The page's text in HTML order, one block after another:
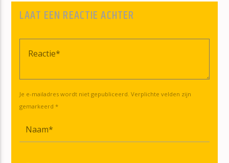
LAAT EEN REACTIE ACHTER
Je e-mailadres wordt niet gepubliceerd. Verplichte velden zijn
gemarkeerd *